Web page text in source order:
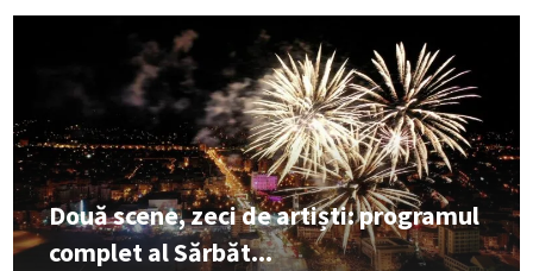
Două scene, zeci de artiști: programul
complet al Sărbăt...